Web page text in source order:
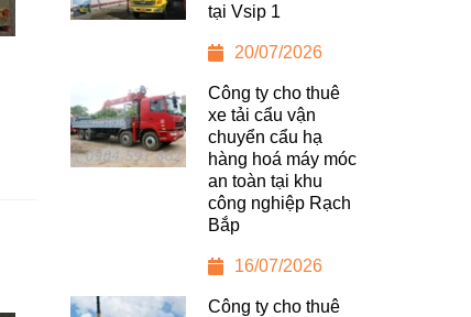
tại Vsip 1
20/07/2026
Công ty cho thuê
xe tải cẩu vận
chuyển cẩu hạ
hàng hoá máy móc
an toàn tại khu
công nghiệp Rạch
Bắp
16/07/2026
Công ty cho thuê